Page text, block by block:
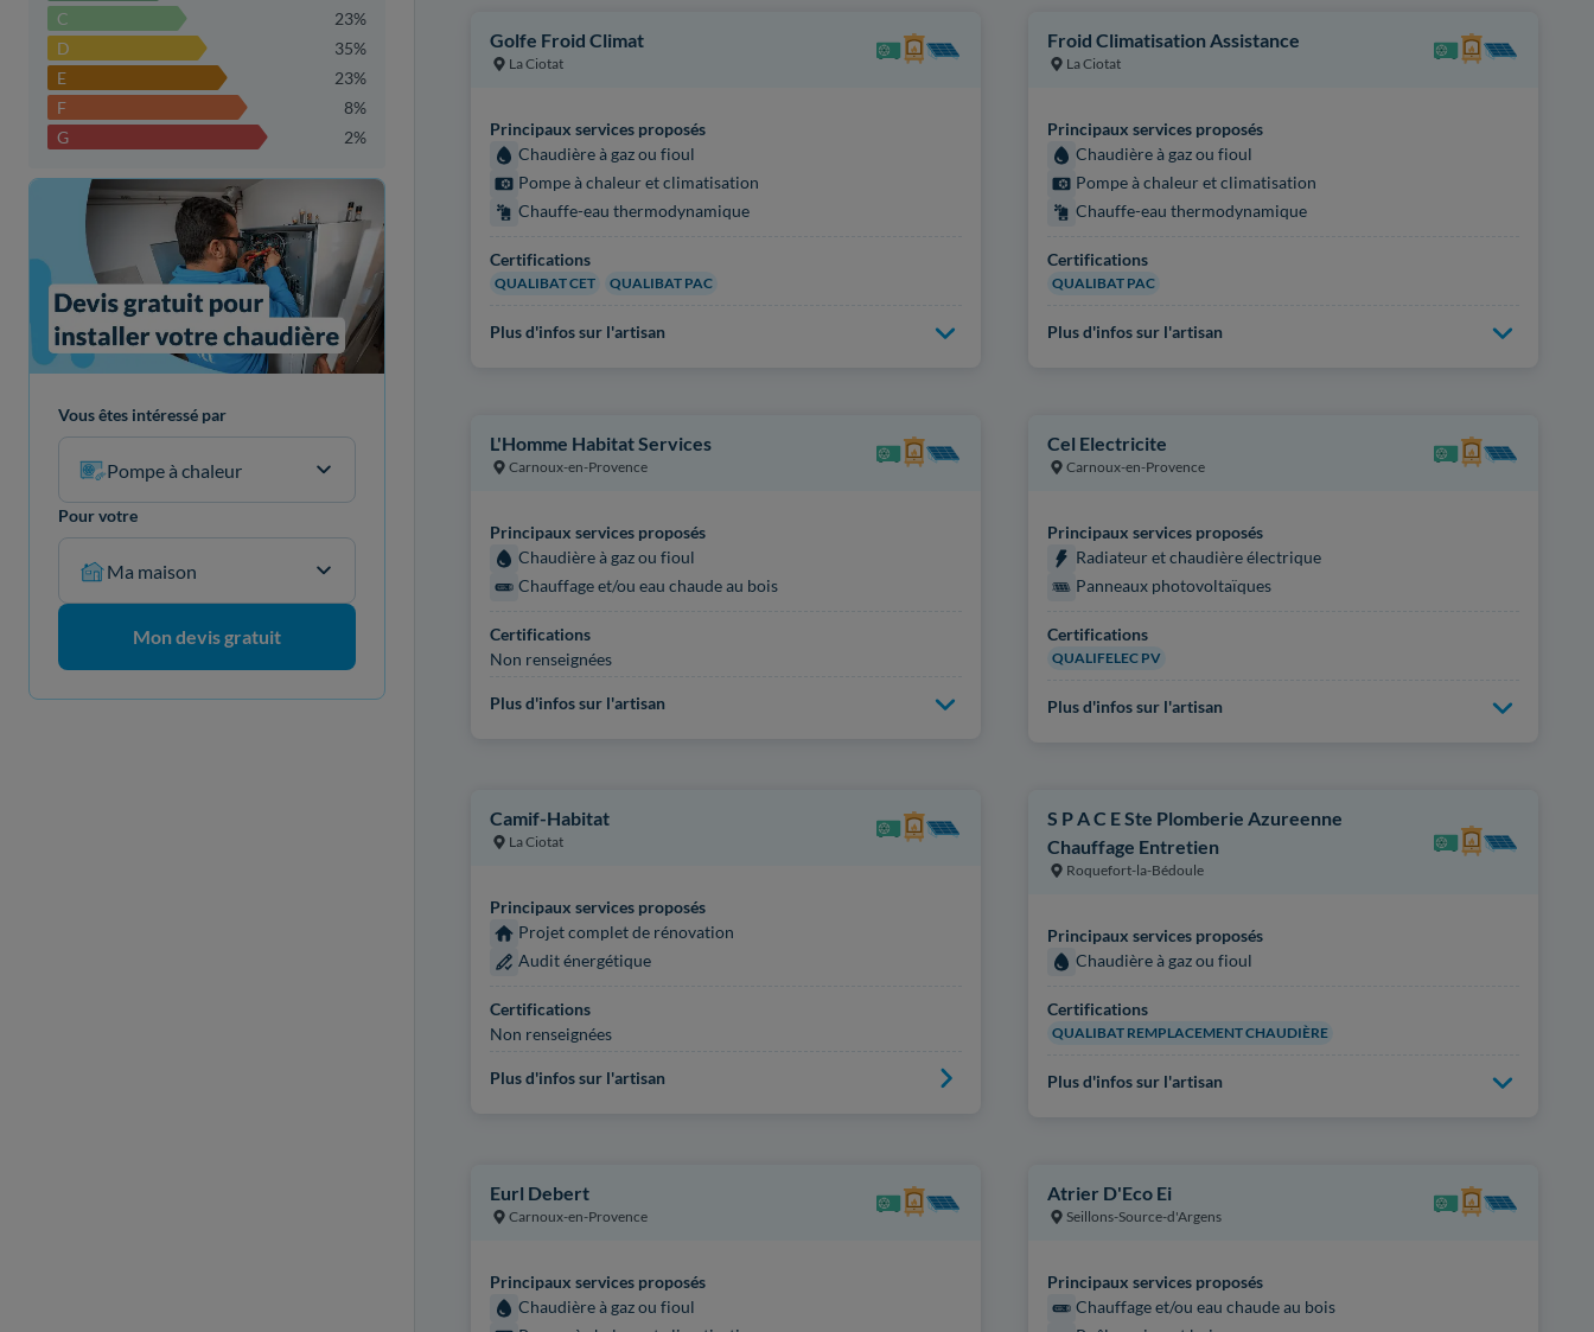
C
23%
D
35%
E
23%
F
8%
G
2%
Vous êtes intéressé par
Pompe à chaleur
Pour votre
Ma maison
Mon devis gratuit
Golfe Froid Climat
La Ciotat
Principaux services proposés
Chaudière à gaz ou fioul
Pompe à chaleur et climatisation
Chauffe-eau thermodynamique
Certifications
QUALIBAT CET QUALIBAT PAC
Plus d'infos sur l'artisan
Froid Climatisation Assistance
La Ciotat
Principaux services proposés
Chaudière à gaz ou fioul
Pompe à chaleur et climatisation
Chauffe-eau thermodynamique
Certifications
QUALIBAT PAC
Plus d'infos sur l'artisan
L'Homme Habitat Services
Carnoux-en-Provence
Principaux services proposés
Chaudière à gaz ou fioul
Chauffage et/ou eau chaude au bois
Certifications
Non renseignées
Plus d'infos sur l'artisan
Cel Electricite
Carnoux-en-Provence
Principaux services proposés
Radiateur et chaudière électrique
Panneaux photovoltaïques
Certifications
QUALIFELEC PV
Plus d'infos sur l'artisan
Camif-Habitat
La Ciotat
Principaux services proposés
Projet complet de rénovation
Audit énergétique
Certifications
Non renseignées
Plus d'infos sur l'artisan
S P A C E Ste Plomberie Azureenne
Chauffage Entretien
Roquefort-la-Bédoule
Principaux services proposés
Chaudière à gaz ou fioul
Certifications
QUALIBAT REMPLACEMENT CHAUDIÈRE
Plus d'infos sur l'artisan
Eurl Debert
Carnoux-en-Provence
Principaux services proposés
Chaudière à gaz ou fioul
Atrier D'Eco Ei
Seillons-Source-d'Argens
Principaux services proposés
Chauffage et/ou eau chaude au bois